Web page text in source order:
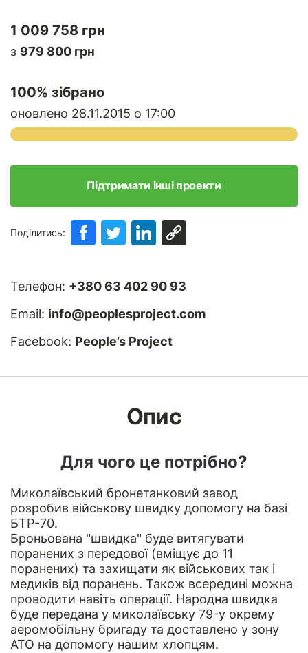
1 009 758 грн
з 979 800 грн
100% зібрано
оновлено 28.11.2015 о 17:00
Підтримати інші проекти
Поділитись:
Телефон: +380 63 402 90 93
Email: info@peoplesproject.com
Facebook: People’s Project
Опис
Для чого це потрібно?
Миколаївський бронетанковий завод
розробив військову швидку допомогу на базі
БТР-70.
Броньована "швидка" буде витягувати
поранених з передової (вміщує до 11
поранених) та захищати як військових так і
медиків від поранень. Також всередині можна
проводити навіть операції. Народна швидка
буде передана у миколаївську 79-у окрему
аеромобільну бригаду та доставлено у зону
АТО на допомогу нашим хлопцям.